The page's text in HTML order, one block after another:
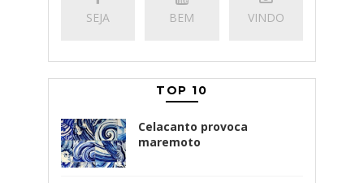
SEJA BEM VINDO
TOP 10
Celacanto provoca
maremoto